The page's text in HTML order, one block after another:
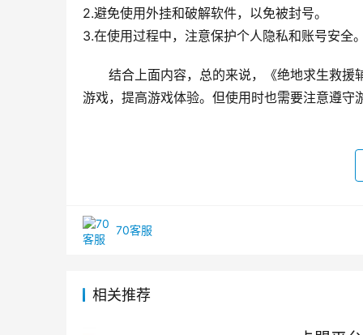
2.避免使用外挂和破解软件，以免被封号。
3.在使用过程中，注意保护个人隐私和账号安全
结合上面内容，总的来说，《绝地求生救
游戏，提高游戏体验。但使用时也需要注意遵守
70客服
相关推荐